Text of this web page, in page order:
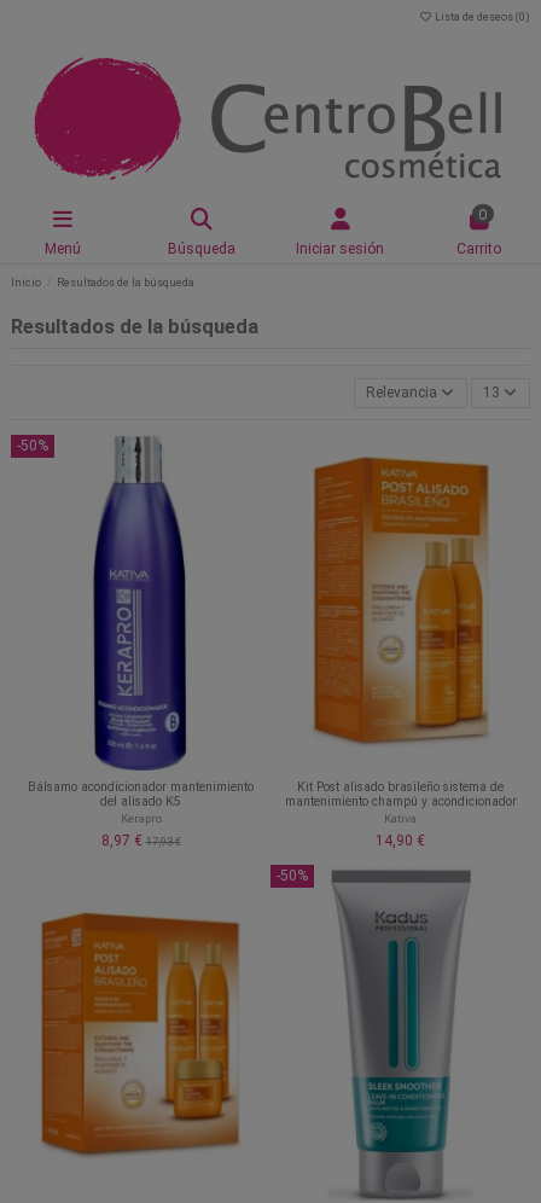
Lista de deseos (0 )
Menú Búsqueda Iniciar sesión
0
Carrito
Inicio Resultados de la búsqueda
Resultados de la búsqueda
Relevancia 13
-50%
Bálsamo acondicionador mantenimiento
del alisado K5
Kerapro
8,97 €17,93 €
Kit Post alisado brasileño sistema de
mantenimiento champú y acondicionador
Kativa
14,90 €
-50%